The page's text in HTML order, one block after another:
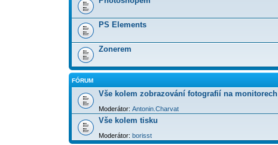
PS Elements
Zonerem
FÓRUM
Vše kolem zobrazování fotografií na monitorech
Moderátor: Antonin.Charvat
Vše kolem tisku
Moderátor: borisst